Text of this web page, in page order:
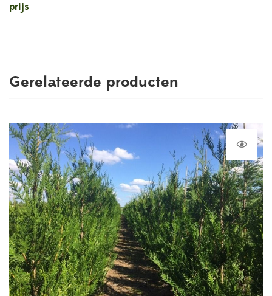
prijs
Gerelateerde producten